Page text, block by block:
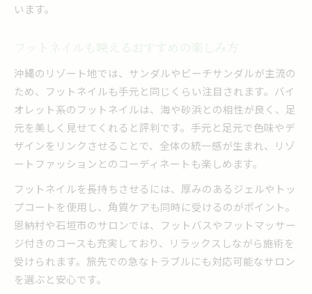
います。
フットネイルも映えるおすすめの楽しみ方
沖縄のリゾート地では、サンダルやビーチサンダルが主流の
ため、フットネイルも手元と同じくらい注目されます。バイ
オレット系のフットネイルは、海や砂浜との相性が良く、足
元を美しく見せてくれると評判です。手元と足元で色味やデ
ザインをリンクさせることで、全体の統一感が生まれ、リゾ
ートファッションとのコーディネートも楽しめます。
フットネイルを長持ちさせるには、厚みのあるジェルやトッ
プコートを使用し、角質ケアも同時に受けるのがポイント。
恩納村や石垣市のサロンでは、フットバスやフットマッサー
ジ付きのコースも充実しており、リラックスしながら施術を
受けられます。旅先での急なトラブルにも対応可能なサロン
を選ぶと安心です。